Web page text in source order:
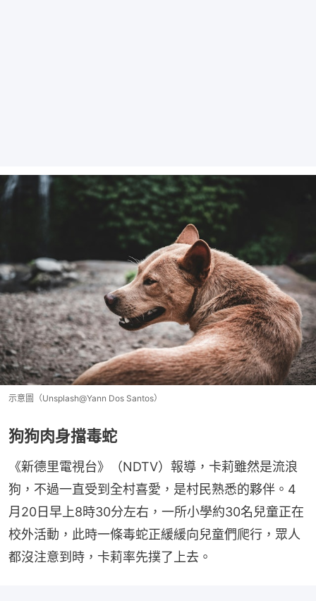
示意圖（Unsplash@Yann Dos Santos）
狗狗肉身擋毒蛇
《新德里電視台》（NDTV）報導，卡莉雖然是流浪
狗，不過一直受到全村喜愛，是村民熟悉的夥伴。4
月20日早上8時30分左右，一所小學約30名兒童正在
校外活動，此時一條毒蛇正緩緩向兒童們爬行，眾人
都沒注意到時，卡莉率先撲了上去。